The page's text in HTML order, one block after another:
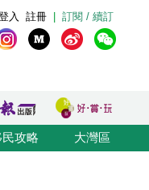
訂閱 / 續訂
註冊
入
攻略 大灣區